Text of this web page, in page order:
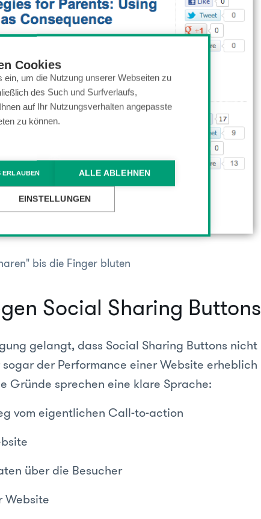
Cookies
ein, um die Nutzung unserer Webseiten zu
des Such und Surfverlaufs,
auf Ihr Nutzungsverhalten angepasste
zu können.
ERLAUBEN ALLE ABLEHNEN
EINSTELLUNGEN
bis die Finger bluten
Social Sharing Buttons
gelangt, dass Social Sharing Buttons nicht
der Performance einer Website erheblich
Gründe sprechen eine klare Sprache:
vom eigentlichen Call-to-action
über die Besucher
Website